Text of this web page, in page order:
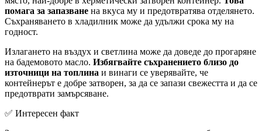
помага за запазване на вкуса му и предотвратява отделянето.
Съхраняването в хладилник може да удължи срока му на
годност.
Излагането на въздух и светлина може да доведе до прогаряне
на бадемовото масло. Избягвайте съхранението близо до
източници на топлина и винаги се уверявайте, че
контейнерът е добре затворен, за да се запази свежестта и да се
предотврати замърсяване.
✅ Интересен факт